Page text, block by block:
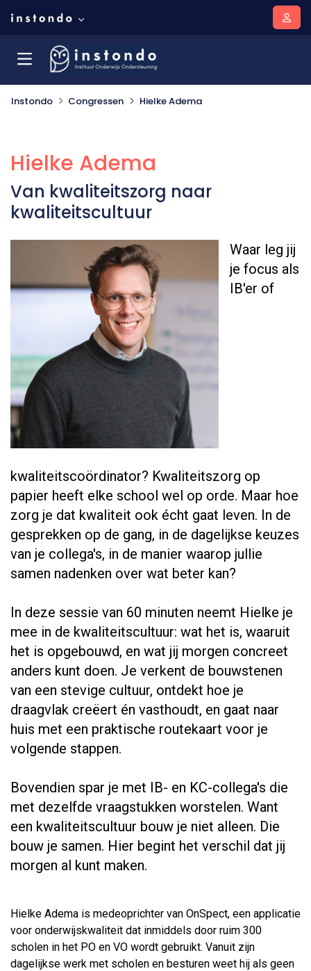
Instondo Congressen Hielke Adema
Hielke Adema
Van kwaliteitszorg naar
kwaliteitscultuur
Waar leg jij
je focus als
IB'er of
kwaliteitscoördinator? Kwaliteitszorg op
papier heeft elke school wel op orde. Maar hoe
zorg je dat kwaliteit ook écht gaat leven. In de
gesprekken op de gang, in de dagelijkse keuzes
van je collega's, in de manier waarop jullie
samen nadenken over wat beter kan?
In deze sessie van 60 minuten neemt Hielke je
mee in de kwaliteitscultuur: wat het is, waaruit
het is opgebouwd, en wat jij morgen concreet
anders kunt doen. Je verkent de bouwstenen
van een stevige cultuur, ontdekt hoe je
draagvlak creëert én vasthoudt, en gaat naar
huis met een praktische routekaart voor je
volgende stappen.
Bovendien spar je met IB- en KC-collega's die
met dezelfde vraagstukken worstelen. Want
een kwaliteitscultuur bouw je niet alleen. Die
bouw je samen. Hier begint het verschil dat jij
morgen al kunt maken.
Hielke Adema is medeoprichter van OnSpect, een applicatie
voor onderwijskwaliteit dat inmiddels door ruim 300
scholen in het PO en VO wordt gebruikt. Vanuit zijn
dagelijkse werk met scholen en besturen weet hij als geen